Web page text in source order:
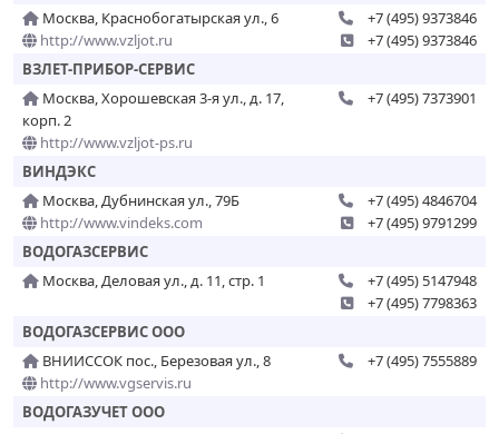
Москва, Краснобогатырская ул., 6
http://www.vzljot.ru
+7 (495) 9373846
+7 (495) 9373846
ВЗЛЕТ-ПРИБОР-СЕРВИС
Москва, Хорошевская 3-я ул., д. 17,
корп. 2
http://www.vzljot-ps.ru
+7 (495) 7373901
ВИНДЭКС
Москва, Дубнинская ул., 79Б
http://www.vindeks.com
+7 (495) 4846704
+7 (495) 9791299
ВОДОГАЗСЕРВИС
Москва, Деловая ул., д. 11, стр. 1
+7 (495) 5147948
+7 (495) 7798363
ВОДОГАЗСЕРВИС ООО
ВНИИССОК пос., Березовая ул., 8
http://www.vgservis.ru
+7 (495) 7555889
ВОДОГАЗУЧЕТ ООО